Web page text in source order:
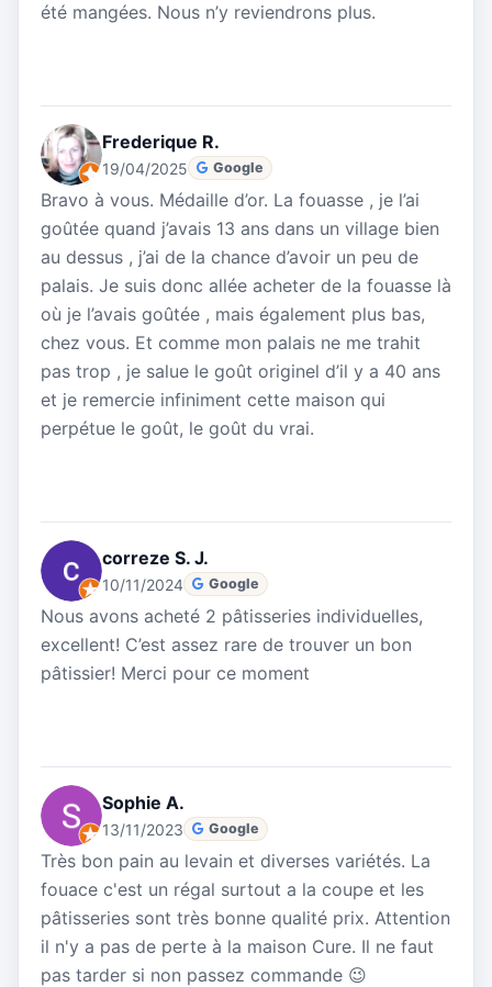
été mangées. Nous n’y reviendrons plus.
Frederique R.
19/04/2025 Google
Bravo à vous. Médaille d’or. La fouasse , je l’ai
goûtée quand j’avais 13 ans dans un village bien
au dessus , j’ai de la chance d’avoir un peu de
palais. Je suis donc allée acheter de la fouasse là
où je l’avais goûtée , mais également plus bas,
chez vous. Et comme mon palais ne me trahit
pas trop , je salue le goût originel d’il y a 40 ans
et je remercie infiniment cette maison qui
perpétue le goût, le goût du vrai.
correze S. J.
10/11/2024 Google
Nous avons acheté 2 pâtisseries individuelles,
excellent! C’est assez rare de trouver un bon
pâtissier! Merci pour ce moment
Sophie A.
13/11/2023 Google
Très bon pain au levain et diverses variétés. La
fouace c'est un régal surtout a la coupe et les
pâtisseries sont très bonne qualité prix. Attention
il n'y a pas de perte à la maison Cure. Il ne faut
pas tarder si non passez commande 😉